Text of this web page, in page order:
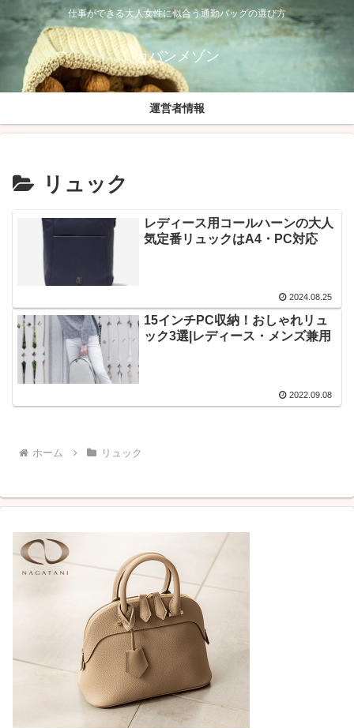
仕事ができる大人女性に似合う通勤バッグの選び方
カバンメゾン
運営者情報
リュック
レディース用コールハーンの大人
気定番リュックはA4・PC対応
2024.08.25
15インチPC収納！おしゃれリュ
ック3選|レディース・メンズ兼用
2022.09.08
ホーム リュック